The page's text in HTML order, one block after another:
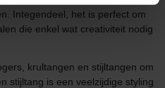
Integendeel, het is perfect om
die enkel wat creativiteit nodig
krultangen en stijltangen om
stijltang is een veelzijdige styling